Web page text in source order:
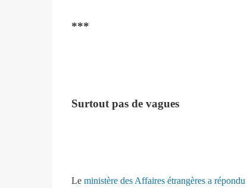
***
Surtout pas de vagues
Le ministère des Affaires étrangères a répondu